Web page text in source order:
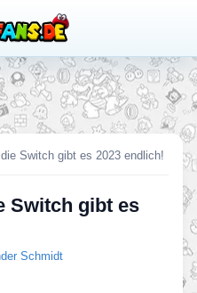
Switch gibt es 2023 endlich!
Switch gibt es
Schmidt